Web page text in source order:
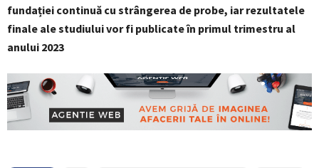
fundației continuă cu strângerea de probe, iar rezultatele
finale ale studiului vor fi publicate în primul trimestru al
anului 2023